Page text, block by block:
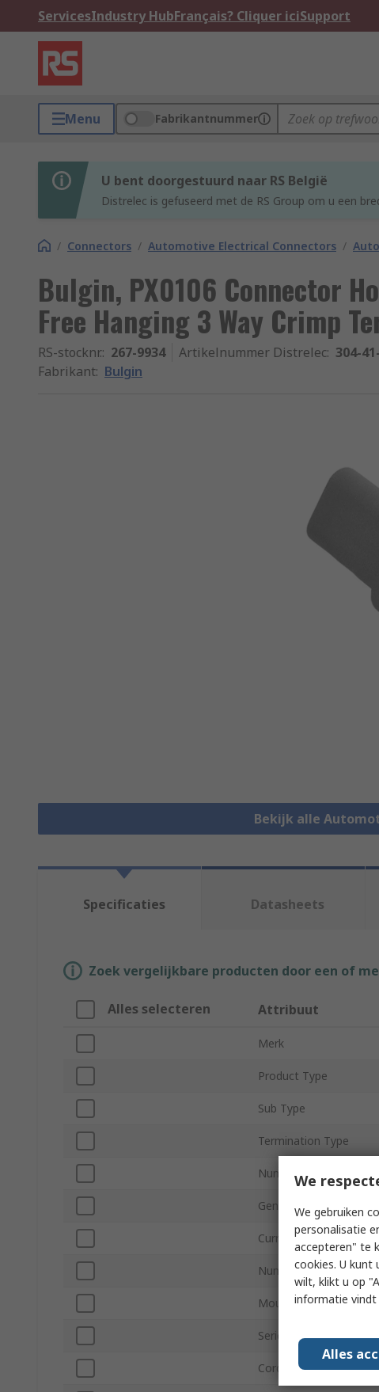
ServicesIndustry HubFrançais? Cliquer iciSupport
Menu Fabrikantnummer
U bent doorgestuurd naar RS België
Distrelec is gefuseerd met de RS Group om u een
/ Connectors / Automotive Electrical Connectors /
Bulgin, PX0106 Connector
Free Hanging 3 Way Crimp
RS-stocknr.: 267-9934 Artikelnummer Distrelec: 304-
Fabrikant: Bulgin
Bekijk alle
Specificaties Datasheets
Zoek vergelijkbare producten door een of
Alles selecteren Attribuut
Merk
Product Type
Sub Type
Termination Type
Number of Contacts
Gender
Current
Number of Rows
Mount Type
Series
Cord Included
We
We gebruiken
personalisatie
accepteren" te
cookies. U kunt
wilt, klikt u op
informatie vindt
Alles